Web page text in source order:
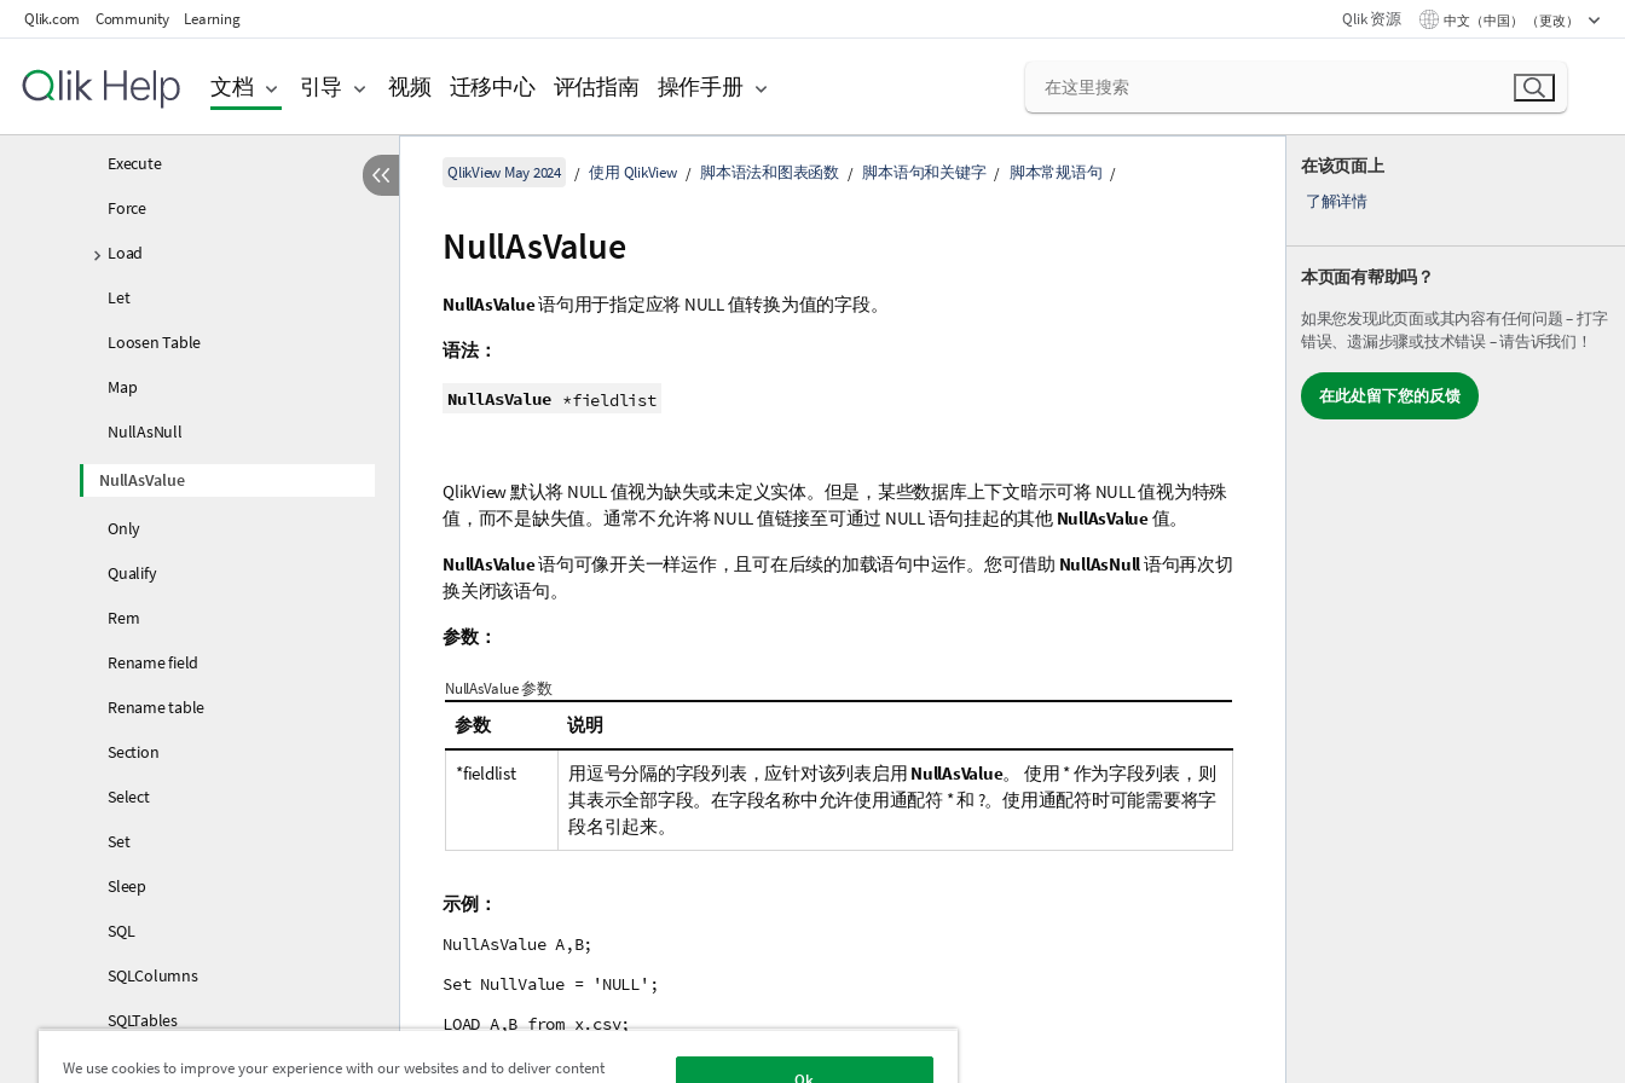
Qlik.com Community Learning Qlik 资源 中文（中国） （更改）
文档 引导 视频 迁移中心 评估指南 操作手册
Disconnect
Drop field
Execute
Force
Load
Let
Loosen Table
Map
NullAsNull
NullAsValue
Only
Qualify
Rem
Rename field
Rename table
Section
Select
Set
Sleep
SQL
SQLColumns
SQLTables
SQLTypes
在该页面上
了解详情
本页面有帮助吗？
如果您发现此页面或其内容有任何问题 – 打字
错误、遗漏步骤或技术错误 – 请告诉我们！
在此处留下您的反馈
QlikView May 2024 使用 QlikView 脚本语法和图表函数 脚本语句和关键字 脚本常规语句
NullAsValue
NullAsValue语句用于指定应将 NULL值转换为值的字段。
语法：
NullAsValue *fieldlist
QlikView默认将 NULL 值视为缺失或未定义实体。但是，某些数据库上下文暗示可将 NULL 值视为特殊
值，而不是缺失值。通常不允许将NULL 值链接至可通过 NULL 语句挂起的其他 NullAsValue值。
NullAsValue语句可像开关一样运作，且可在后续的加载语句中运作。您可借助 NullAsNull语句再次切
换关闭该语句。
参数：
NullAsValue 参数
参数 说明
*fieldlist 用逗号分隔的字段列表，应针对该列表启用 NullAsValue。 使用 *作为字段列表，则
其表示全部字段。在字段名称中允许使用通配符 *和 ?。使用通配符时可能需要将字
段名引起来。
示例：
NullAsValue A,B;
Set NullValue = 'NULL';
LOAD A,B from x.csv;
We use cookies to improve your experience with our websites and to deliver content